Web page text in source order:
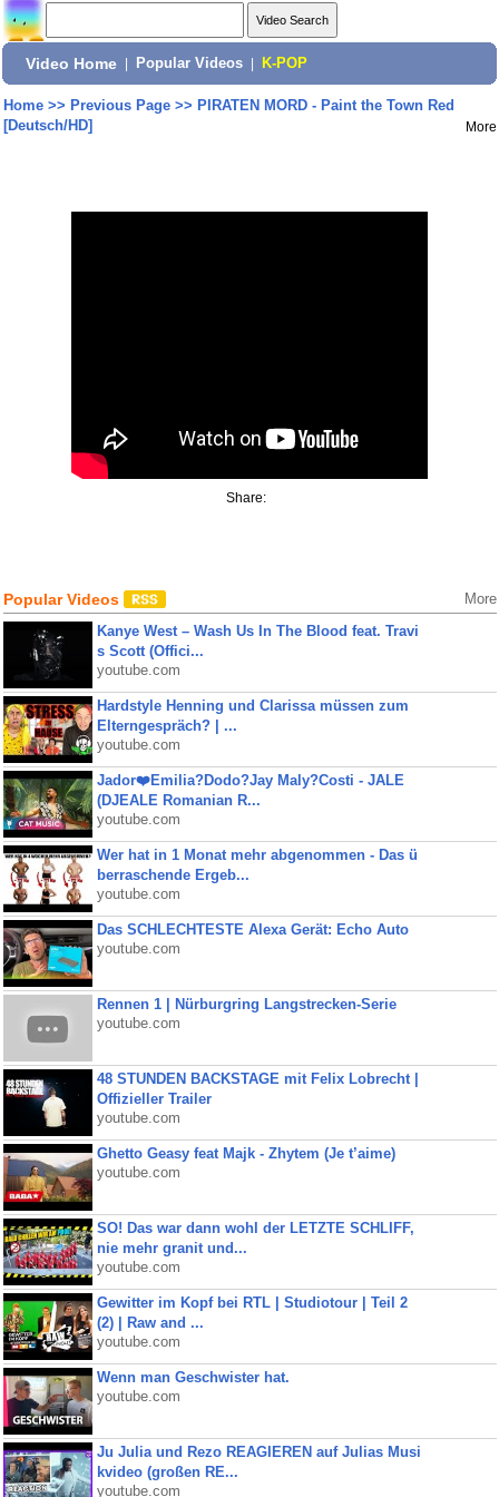
Video Home Popular Videos K-POP
Home>> Previous Page>> PIRATEN MORD - Paint the Town Red
[Deutsch/HD]
More
Share:
Popular Videos More
Kanye West – Wash Us In The Blood feat. Travi
s Scott (Offici...
youtube.com
Hardstyle Henning und Clarissa müssen zum
Elterngespräch? | ...
youtube.com
Jador❤️Emilia?Dodo?Jay Maly?Costi - JALE
(DJEALE Romanian R...
youtube.com
Wer hat in 1 Monat mehr abgenommen - Das ü
berraschende Ergeb...
youtube.com
Das SCHLECHTESTE Alexa Gerät: Echo Auto
youtube.com
Rennen 1 | Nürburgring Langstrecken-Serie
youtube.com
48 STUNDEN BACKSTAGE mit Felix Lobrecht |
Offizieller Trailer
youtube.com
Ghetto Geasy feat Majk - Zhytem (Je t’aime)
youtube.com
SO! Das war dann wohl der LETZTE SCHLIFF,
nie mehr granit und...
youtube.com
Gewitter im Kopf bei RTL | Studiotour | Teil 2
(2) | Raw and ...
youtube.com
Wenn man Geschwister hat.
youtube.com
Ju Julia und Rezo REAGIEREN auf Julias Musi
kvideo (großen RE...
youtube.com